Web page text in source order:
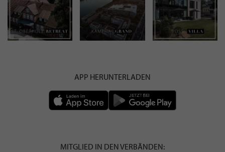
APP HERUNTERLADEN
MITGLIED IN DEN VERBÄNDEN: